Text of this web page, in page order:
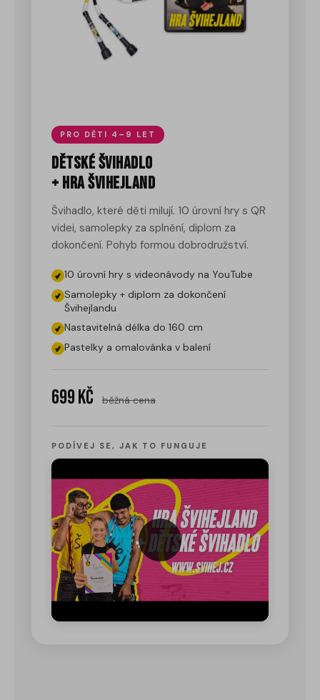
PRO DĚTI 4–9 LET
Dětské švihadlo
+ hra Švihejland
Švihadlo, které děti milují. 10 úrovní hry s QR
videi, samolepky za splnění, diplom za
dokončení. Pohyb formou dobrodružství.
10 úrovní hry s videonávody na YouTube
Samolepky + diplom za dokončení
Švihejlandu
Nastavitelná délka do 160 cm
Pastelky a omalovánka v balení
699 Kč běžná cena
PODÍVEJ SE, JAK TO FUNGUJE